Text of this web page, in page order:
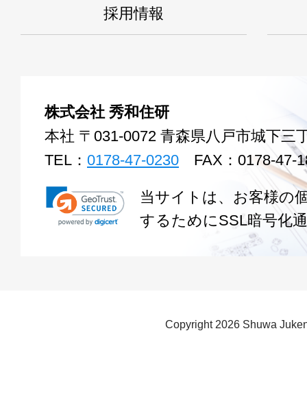
採用情報
株式会社 秀和住研
本社 〒031-0072 青森県八戸市城下三
TEL： 0178-47-0230 FAX：0178-47-
当サイトは、お客様の
するためにSSL暗号化
Copyright 2026 Shuwa